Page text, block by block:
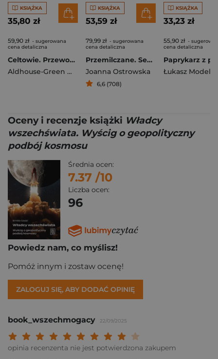
KSIĄŻKA
35,80 zł
59,90 zł - sugerowana
cena detaliczna
Celtowie. Przewodnik po legendach, elfach i mitycznych krainach
Aldhouse-Green Miranda
KSIĄŻKA
53,59 zł
79,99 zł - sugerowana
cena detaliczna
Przemilczane. Seksualna praca przymusowa w czasie II wojny światowej. Wydanie rozszerzone
Joanna Ostrowska
6,6 (708)
KSIĄŻKA
33,23 zł
55,90 zł -
cena detaliczna
Łukasz
Oceny i recenzje książki Władcy
wszechświata. Wyścig o geopolityczny
podbój kosmosu
Średnia ocen:
7.37 /10
Liczba ocen:
96
Powiedz nam, co myślisz!
Pomóż innym i zostaw ocenę!
ZALOGUJ SIĘ, ABY DODAĆ OPINIĘ
book_wszechmogacy 22/09/2025
Twoja ocena:
Twoja ocena: Wybitna 9/
Twoja ocena: Rewelacyjna 8/
Twoja ocena: Bardzo dobra 7/10"
Twoja ocena: Dobra 6/10"
Twoja ocena: Przeciętna 5/10"
Twoja ocena: Może być 4/10"
Twoja ocena: Słaba 3/10"
Twoja ocena: Bardzo słaba 2/10"
Twoja ocena: Beznadziejna 1/10"
opinia recenzenta nie jest potwierdzona zakupem